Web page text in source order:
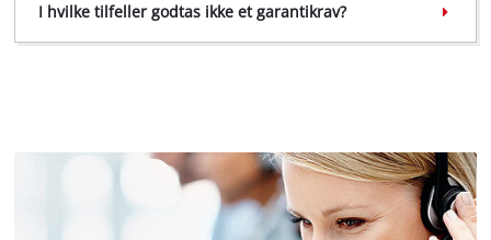
I hvilke tilfeller godtas ikke et garantikrav?